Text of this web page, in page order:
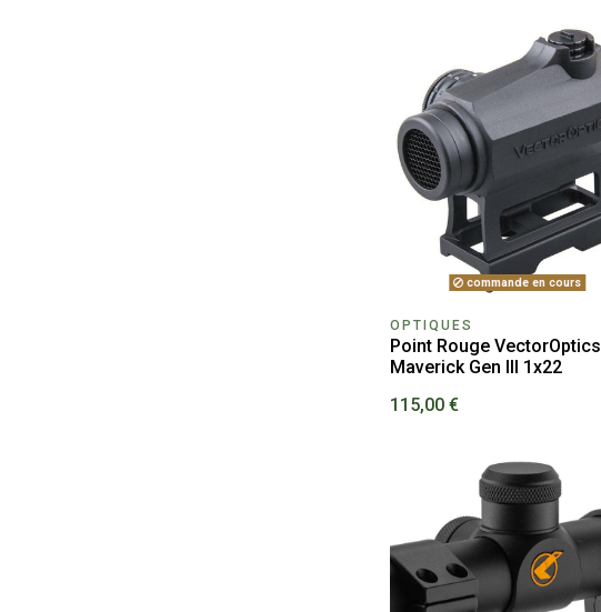
commande en cours
OPTIQUES
Point Rouge VectorOptics
Maverick Gen III 1x22
115,00 €